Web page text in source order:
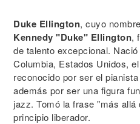
Duke Ellington, cuyo
Kennedy "Duke" Ellington,
de talento excepcional.
Columbia, Estados Unidos,
reconocido por ser el
además por ser una figura
jazz. Tomó la frase "más
principio liberador.